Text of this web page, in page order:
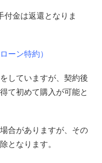
付金は返還となりま
ーン特約）
していますが、契約後
て初めて購入が可能と
合がありますが、その
となります。